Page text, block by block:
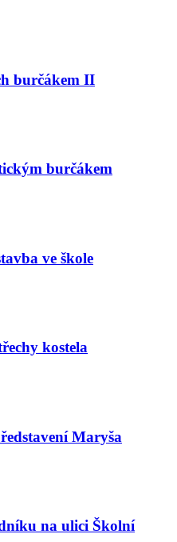
burčákem II
burčákem
ve škole
kostela
Maryša
na ulici Školní